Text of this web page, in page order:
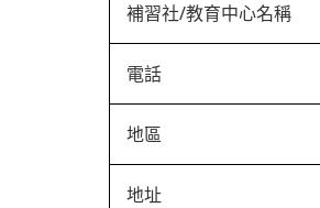
補習社/教育中心名稱
電話
地區
地址